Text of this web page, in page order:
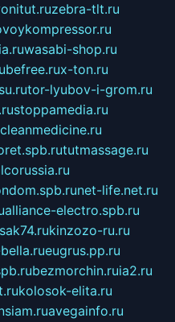
zebra-tlt.ru
wasabi-shop.ru
x-ton.ru
tor-lyubov-i-grom.ru
stoppamedia.ru
cleanmedicine.ru
tutmassage.ru
net-life.net.ru
alliance-electro.spb.ru
kinzozo-ru.ru
eugrus.pp.ru
bezmorchin.ruia2.ru
kolosok-elita.ru
avegainfo.ru